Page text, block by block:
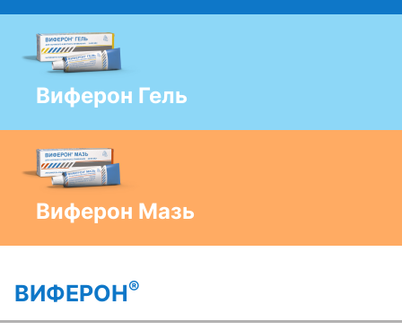
Виферон Гель
Виферон Мазь
ВИФЕРОН®